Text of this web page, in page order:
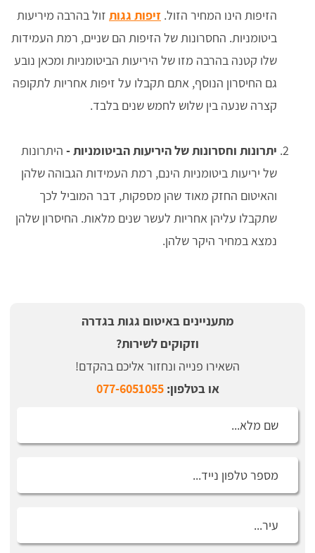
הזיפות הינו המחיר הזול. זיפות גגות זול בהרבה מיריעות
ביטומניות. החסרונות של הזיפות הם שניים, רמת העמידות
שלו קטנה בהרבה מזו של היריעות הביטומניות ומכאן נובע
גם החיסרון הנוסף, אתם תקבלו על זיפות אחריות לתקופה
קצרה שנעה בין שלוש לחמש שנים בלבד.
יתרונות וחסרונות של היריעות הביטומניות - היתרונות
של יריעות ביטומניות הינם, רמת העמידות הגבוהה שלהן
והאיטום החזק מאוד שהן מספקות, דבר המוביל לכך
שתקבלו עליהן אחריות לעשר שנים מלאות. החיסרון שלהן
נמצא במחיר היקר שלהן.
מתעניינים באיטום גגות בגדרה
וזקוקים לשירות?
השאירו פנייה ונחזור אליכם בהקדם!
או בטלפון:077-6051055